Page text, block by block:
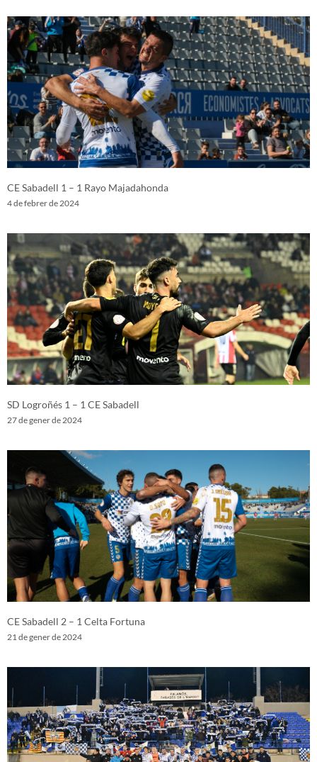
CE Sabadell 1 – 1 Rayo Majadahonda
4 de febrer de 2024
SD Logroñés 1 – 1 CE Sabadell
27 de gener de 2024
CE Sabadell 2 – 1 Celta Fortuna
21 de gener de 2024